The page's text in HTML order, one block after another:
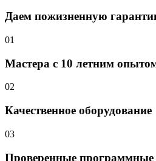
Даем пожизненную
01
Мастера с 10 летним
02
Качественное оборудование
03
Проверенные программные